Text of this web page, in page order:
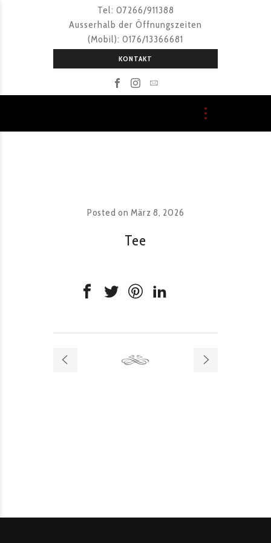
Tel: 07266/911388
Ausserhalb der Öffnungszeiten
(Mobil): 0176/13366681
KONTAKT
Posted onMärz 8, 2026
Tee